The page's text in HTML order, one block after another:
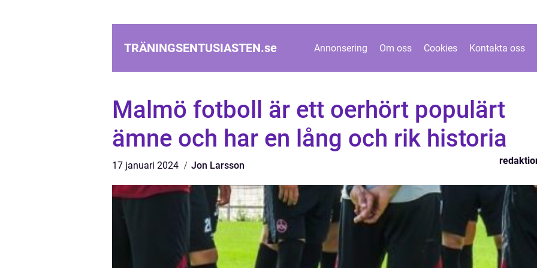
TRÄNINGSENTUSIASTEN.se Annonsering Om oss Cookies Kontakta oss
Malmö fotboll är ett oerhört populärt
ämne och har en lång och rik historia
17 januari 2024 Jon Larsson